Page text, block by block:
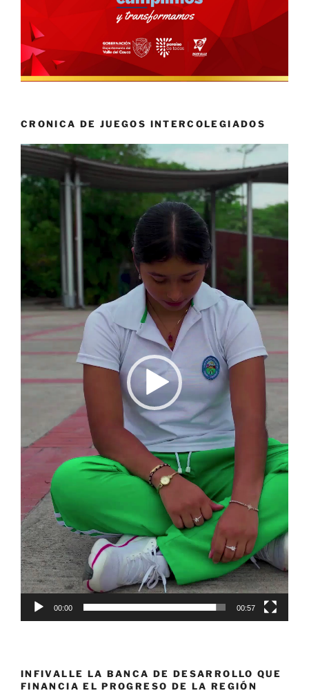
CRONICA DE JUEGOS INTERCOLEGIADOS
Reproductor
vídeo
00:00 00:57
INFIVALLE LA BANCA DE DESARROLLO QUE
FINANCIA EL PROGRESO DE LA REGIÓN